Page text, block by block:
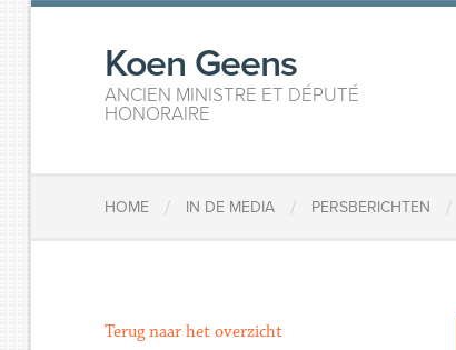
Koen Geens
ANCIEN MINISTRE ET DÉPUTÉ
HONORAIRE
HOME / IN DE MEDIA / PERSBERICHTEN /
Terug naar het overzicht